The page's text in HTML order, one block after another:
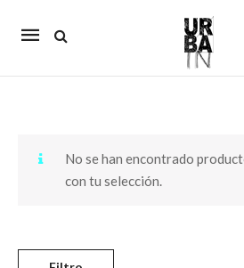
Mobile
No se han encontrado
con tu selección.